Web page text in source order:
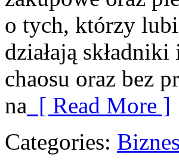
o tych, którzy
działają
chaosu oraz bez
na [ Read More ]
Categories: